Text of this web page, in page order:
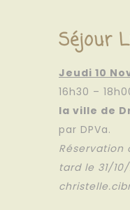
Séjour
Jeudi 10
16h30 –
la ville de
par DPVa.
Réservation
tard le 31/